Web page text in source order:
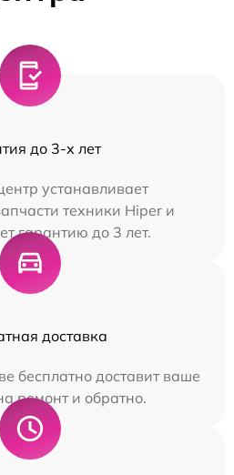
до 3-х лет
устанавливает
техники Hiper и
гарантию до 3 лет.
доставка
бесплатно доставит ваше
ремонт и обратно.